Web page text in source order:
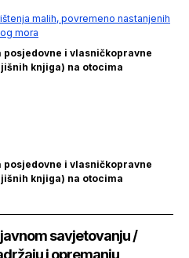
malih, povremeno nastanjenih
mora
i vlasničkopravne
knjiga) na otocima
i vlasničkopravne
knjiga) na otocima
savjetovanju /
i opremanju